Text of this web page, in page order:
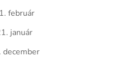
február
január
december